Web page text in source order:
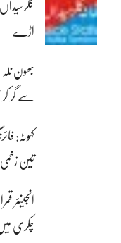
اڑے
بھون
سے گر
کہوٹہ:
تین زخمی
انجینئر
چکری میں 16 افراد کا کامیاب